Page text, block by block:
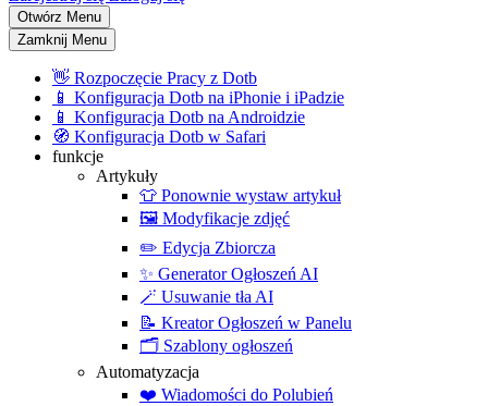
Otwórz Menu
Zamknij Menu
👋 Rozpoczęcie Pracy z Dotb
📱 Konfiguracja Dotb na iPhonie i iPadzie
📱 Konfiguracja Dotb na Androidzie
🧭 Konfiguracja Dotb w Safari
funkcje
Artykuły
👕 Ponownie wystaw artykuł
🖼️ Modyfikacje zdjęć
✏️ Edycja Zbiorcza
✨ Generator Ogłoszeń AI
🪄 Usuwanie tła AI
📝 Kreator Ogłoszeń w Panelu
🗂️ Szablony ogłoszeń
Automatyzacja
❤️ Wiadomości do Polubień